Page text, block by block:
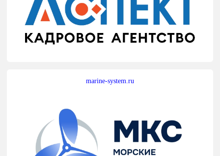
marine-system.ru